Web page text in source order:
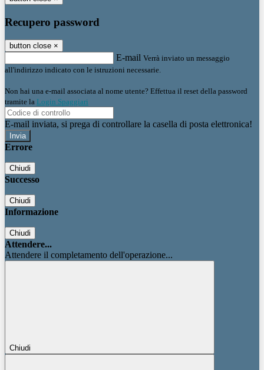
Recupero password
button close ×
E-mail Verrà inviato un messaggio
all'indirizzo indicato con le istruzioni necessarie.
Non hai una e-mail associata al nome utente? Effettua il reset della password
tramite la Login Spaggiari
E-mail inviata, si prega di controllare la casella di posta elettronica!
Errore
Chiudi
Successo
Chiudi
Informazione
Chiudi
Attendere...
Attendere il completamento dell'operazione...
Chiudi